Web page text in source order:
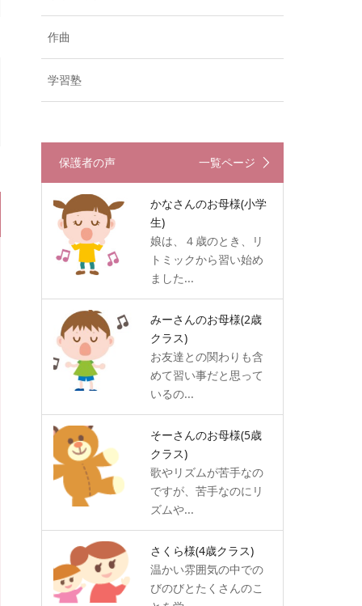
作曲
学習塾
保護者の声 一覧ページ
かなさんのお母様(小学
生)
娘は、４歳のとき、リ
トミックから習い始め
ました...
みーさんのお母様(2歳
クラス)
お友達との関わりも含
めて習い事だと思って
いるの...
そーさんのお母様(5歳
クラス)
歌やリズムが苦手なの
ですが、苦手なのにリ
ズムや...
さくら様(4歳クラス)
温かい雰囲気の中での
びのびとたくさんのこ